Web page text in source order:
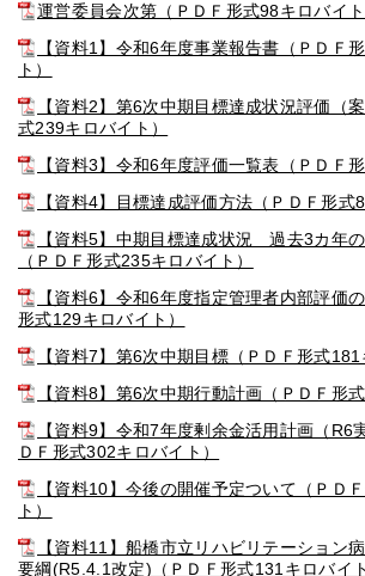
運営委員会次第（ＰＤＦ形式98キロバイト
【資料1】令和6年度事業報告書（ＰＤＦ
ト）
【資料2】第6次中期目標達成状況評価（
式239キロバイト）
【資料3】令和6年度評価一覧表（ＰＤＦ
【資料4】目標達成評価方法（ＰＤＦ形式
【資料5】中期目標達成状況 過去3カ年
（ＰＤＦ形式235キロバイト）
【資料6】令和6年度指定管理者内部評価
形式129キロバイト）
【資料7】第6次中期目標（ＰＤＦ形式181
【資料8】第6次中期行動計画（ＰＤＦ形
【資料9】令和7年度剰余金活用計画（R6
ＤＦ形式302キロバイト）
【資料10】今後の開催予定ついて（ＰＤ
ト）
【資料11】船橋市立リハビリテーション
要綱(R5.4.1改定)（ＰＤＦ形式131キロバイト